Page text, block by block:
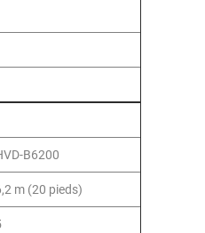
B6200
m (20 pieds)